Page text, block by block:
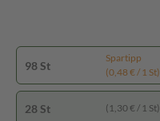
98 St
Spartipp
(0,48 € / 1 St)
28 St (1,30 € / 1 St)